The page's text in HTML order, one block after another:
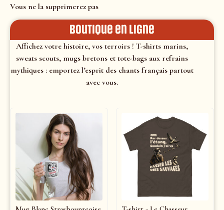
Vous ne la supprimerez pas
Boutique en ligne
Affichez votre histoire, vos terroirs ! T-shirts marins,
sweats scouts, mugs bretons et tote-bags aux refrains
mythiques : emportez l’esprit des chants français partout
avec vous.